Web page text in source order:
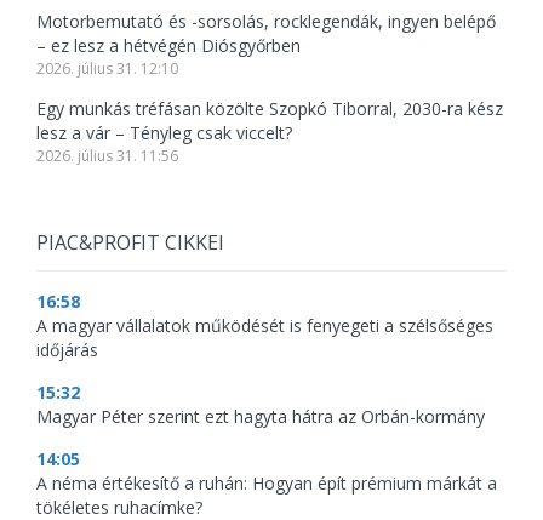
Motorbemutató és -sorsolás, rocklegendák, ingyen belépő
– ez lesz a hétvégén Diósgyőrben
2026. július 31. 12:10
Egy munkás tréfásan közölte Szopkó Tiborral, 2030-ra kész
lesz a vár – Tényleg csak viccelt?
2026. július 31. 11:56
PIAC&PROFIT CIKKEI
16:58
A magyar vállalatok működését is fenyegeti a szélsőséges
időjárás
15:32
Magyar Péter szerint ezt hagyta hátra az Orbán-kormány
14:05
A néma értékesítő a ruhán: Hogyan épít prémium márkát a
tökéletes ruhacímke?